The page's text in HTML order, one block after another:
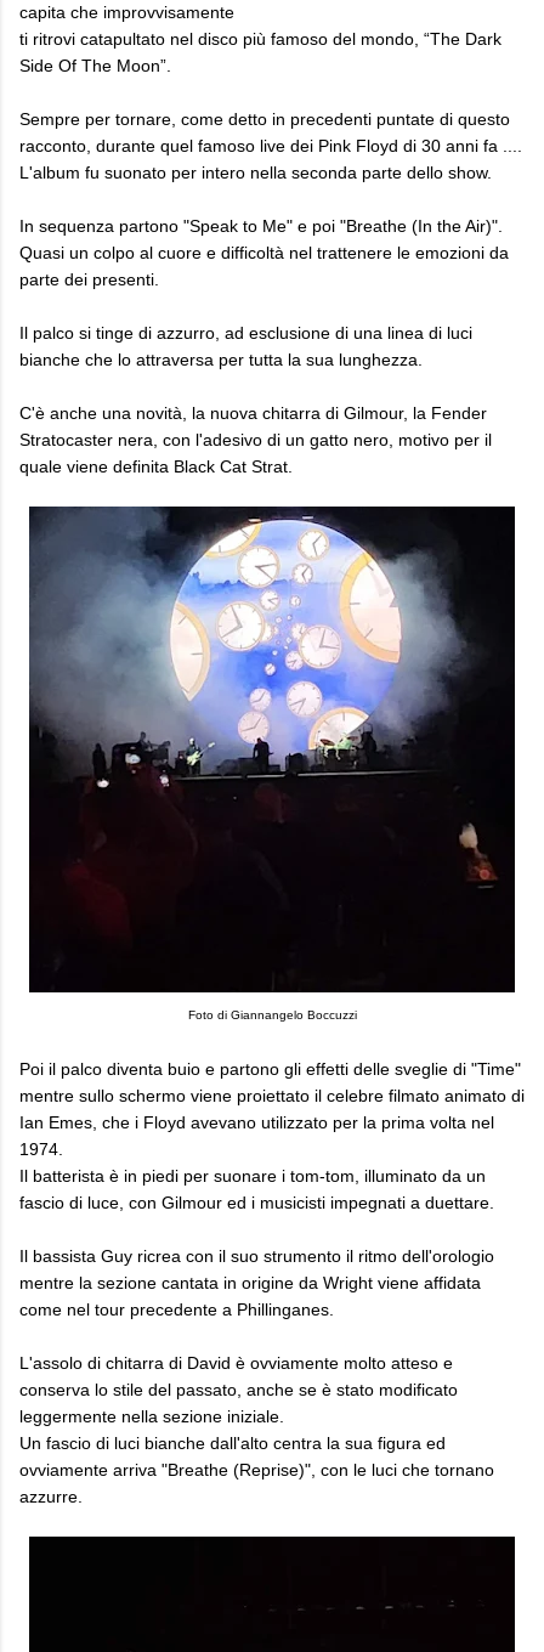
capita che improvvisamente
ti ritrovi catapultato nel disco più famoso del mondo, “The Dark
Side Of The Moon”.
Sempre per tornare, come detto in precedenti puntate di questo
racconto, durante quel famoso live dei Pink Floyd di 30 anni fa ....
L'album fu suonato per intero nella seconda parte dello show.
In sequenza partono "Speak to Me" e poi "Breathe (In the Air)".
Quasi un colpo al cuore e difficoltà nel trattenere le emozioni da
parte dei presenti.
Il palco si tinge di azzurro, ad esclusione di una linea di luci
bianche che lo attraversa per tutta la sua lunghezza.
C'è anche una novità, la nuova chitarra di Gilmour, la Fender
Stratocaster nera, con l'adesivo di un gatto nero, motivo per il
quale viene definita Black Cat Strat.
Foto di Giannangelo Boccuzzi
Poi il palco diventa buio e partono gli effetti delle sveglie di "Time"
mentre sullo schermo viene proiettato il celebre filmato animato di
Ian Emes, che i Floyd avevano utilizzato per la prima volta nel
1974.
Il batterista è in piedi per suonare i tom-tom, illuminato da un
fascio di luce, con Gilmour ed i musicisti impegnati a duettare.
Il bassista Guy ricrea con il suo strumento il ritmo dell'orologio
mentre la sezione cantata in origine da Wright viene affidata
come nel tour precedente a Phillinganes.
L'assolo di chitarra di David è ovviamente molto atteso e
conserva lo stile del passato, anche se è stato modificato
leggermente nella sezione iniziale.
Un fascio di luci bianche dall'alto centra la sua figura ed
ovviamente arriva "Breathe (Reprise)", con le luci che tornano
azzurre.